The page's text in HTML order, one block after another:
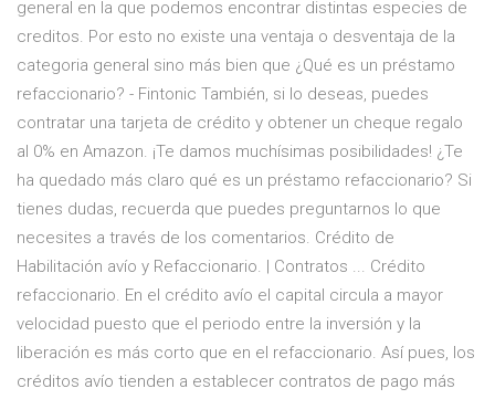
general en la que podemos encontrar distintas especies de
creditos. Por esto no existe una ventaja o desventaja de la
categoria general sino más bien que ¿Qué es un préstamo
refaccionario? - Fintonic También, si lo deseas, puedes
contratar una tarjeta de crédito y obtener un cheque regalo
al 0% en Amazon. ¡Te damos muchísimas posibilidades! ¿Te
ha quedado más claro qué es un préstamo refaccionario? Si
tienes dudas, recuerda que puedes preguntarnos lo que
necesites a través de los comentarios. Crédito de
Habilitación avío y Refaccionario. | Contratos ... Crédito
refaccionario. En el crédito avío el capital circula a mayor
velocidad puesto que el periodo entre la inversión y la
liberación es más corto que en el refaccionario. Así pues, los
créditos avío tienden a establecer contratos de pago más